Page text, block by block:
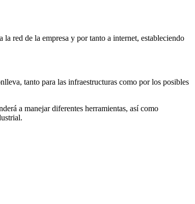
red de la empresa y por tanto a internet, estableciendo
tanto para las infraestructuras como por los posibles
a manejar diferentes herramientas, así como